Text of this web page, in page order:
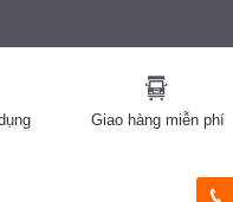
Giao hàng miễn phí